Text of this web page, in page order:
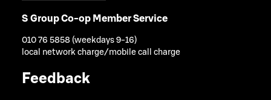
S Group Co-op Member Service
010 76 5858 (weekdays 9-16)
local network charge/mobile call charge
Feedback